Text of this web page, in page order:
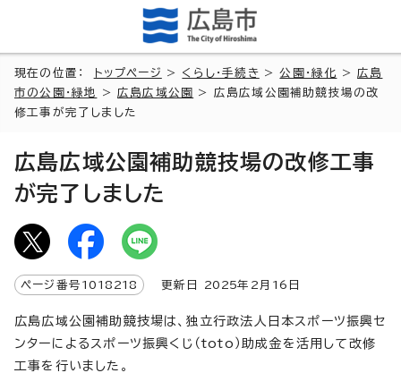
現在の位置： トップページ > くらし・手続き >公園・緑化 >広島
市の公園・緑地
>広島広域公園
> 広島広域公園補助競技場の改
修工事が完了しました
広島広域公園補助競技場の改修工事
が完了しました
ページ番号 1018218 更新日 2025年2月 16 日
広島広域公園補助競技場は、独立行政法人日本スポーツ振興セ
ンターによるスポーツ振興くじ（toto）助成金を活用して改修
工事を行いました。